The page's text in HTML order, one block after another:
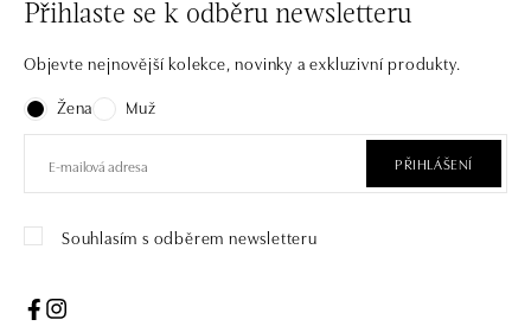
Přihlaste se k odběru newsletteru
Objevte nejnovější kolekce, novinky a exkluzivní produkty.
Žena
Muž
PŘIHLÁŠENÍ
Souhlasím s odběrem newsletteru